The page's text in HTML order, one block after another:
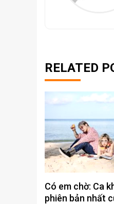
RELATED
Có em chờ: Ca
phiên bản nhất